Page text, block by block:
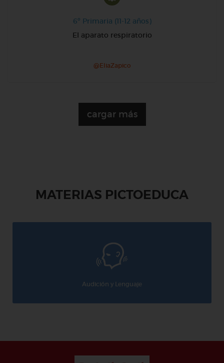
6º Primaria (11-12 años)
El aparato respiratorio
@EliaZapico
cargar más
MATERIAS PICTOEDUCA
Audición y Lenguaje